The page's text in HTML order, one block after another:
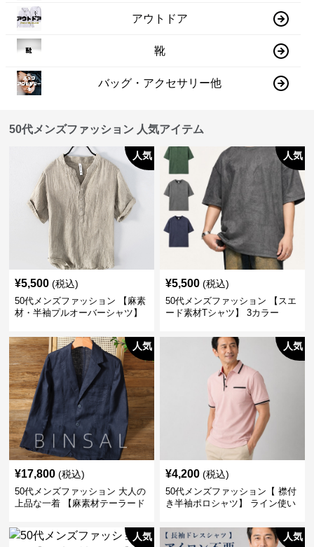
アウトドア
靴
バッグ・アクセサリー他
50代メンズファッション 人気アイテム
人気
¥5,500 (税込)
50代メンズファッション 【麻素
材・半袖プルオーバーシャツ】
人気
¥5,500 (税込)
50代メンズファッション 【スエ
ード素材Tシャツ】 3カラー
人気
¥17,800 (税込)
50代メンズファッション 大人の
上品な一着 【麻素材テーラード
人気
¥4,200 (税込)
50代メンズファッション【 襟付
き半袖ポロシャツ】 ライン使い
人気 人気